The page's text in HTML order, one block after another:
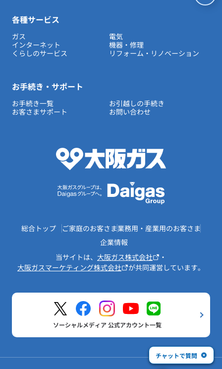
各種サービス
ガス
電気
インターネット
機器・修理
くらしのサービス
リフォーム・リノベーション
お手続き・サポート
お手続き一覧
お引越しの手続き
お客さまサポート
お問い合わせ
総合トップ ご家庭のお客さま業務用・産業用のお客さま
企業情報
当サイトは、 大阪ガス株式会社
・
大阪ガスマーケティング株式会社
が共同運営しています。
ソーシャルメディア 公式アカウント一覧
チャットで質問